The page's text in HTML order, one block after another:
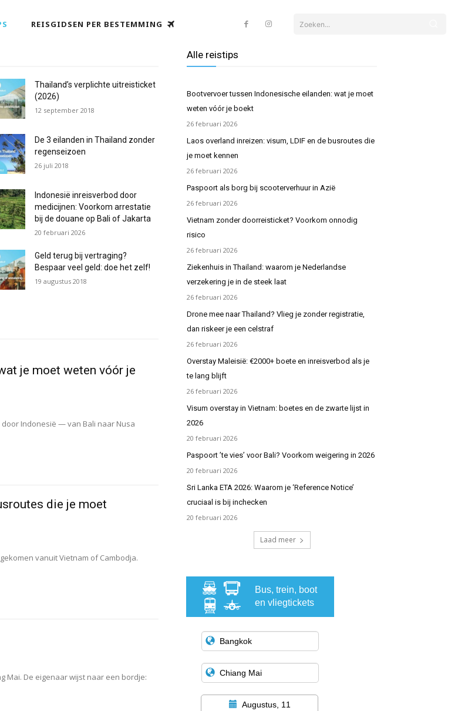
REISGIDSEN PER BESTEMMING Zoeken...
Thailand’s verplichte uitreisticket
(2026)
12 september 2018
De 3 eilanden in Thailand zonder
regenseizoen
26 juli 2018
Indonesië inreisverbod door
medicijnen: Voorkom arrestatie
bij de douane op Bali of Jakarta
20 februari 2026
Geld terug bij vertraging?
Bespaar veel geld: doe het zelf!
19 augustus 2018
je moet weten vóór je
Indonesië — van Bali naar Nusa
die je moet
vanuit Vietnam of Cambodja.
Mai. De eigenaar wijst naar een bordje:
Alle reistips
Bootvervoer tussen Indonesische eilanden: wat je moet
weten vóór je boekt
26 februari 2026
Laos overland inreizen: visum, LDIF en de busroutes die
je moet kennen
26 februari 2026
Paspoort als borg bij scooterverhuur in Azië
26 februari 2026
Vietnam zonder doorreisticket? Voorkom onnodig
risico
26 februari 2026
Ziekenhuis in Thailand: waarom je Nederlandse
verzekering je in de steek laat
26 februari 2026
Drone mee naar Thailand? Vlieg je zonder registratie,
dan riskeer je een celstraf
26 februari 2026
Overstay Maleisië: €2000+ boete en inreisverbod als je
te lang blijft
26 februari 2026
Visum overstay in Vietnam: boetes en de zwarte lijst in
2026
20 februari 2026
Paspoort ’te vies’ voor Bali? Voorkom weigering in 2026
20 februari 2026
Sri Lanka ETA 2026: Waarom je ‘Reference Notice’
cruciaal is bij inchecken
20 februari 2026
Laad meer
Bus, trein, boot
en vliegtickets
Augustus, 11